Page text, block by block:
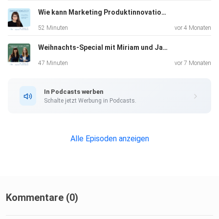
Mehr zur New Business Factory: newbusinessfactory.nrw
Verwendete Quellen in der Folge:
Berliner Beauftragte für Datenschutz und
Wie kann Marketing Produktinnovation unterstützen? | Mit Dr. Rebecca Belvederesi-Kochs, Geschäftsführerin der Agentur REBELKO
52 Minuten vor 4 Monaten
Weihnachts-Special mit Miriam und Janna
47 Minuten vor 7 Monaten
In Podcasts werben
Schalte jetzt Werbung in Podcasts.
Alle Episoden anzeigen
Kommentare (0)